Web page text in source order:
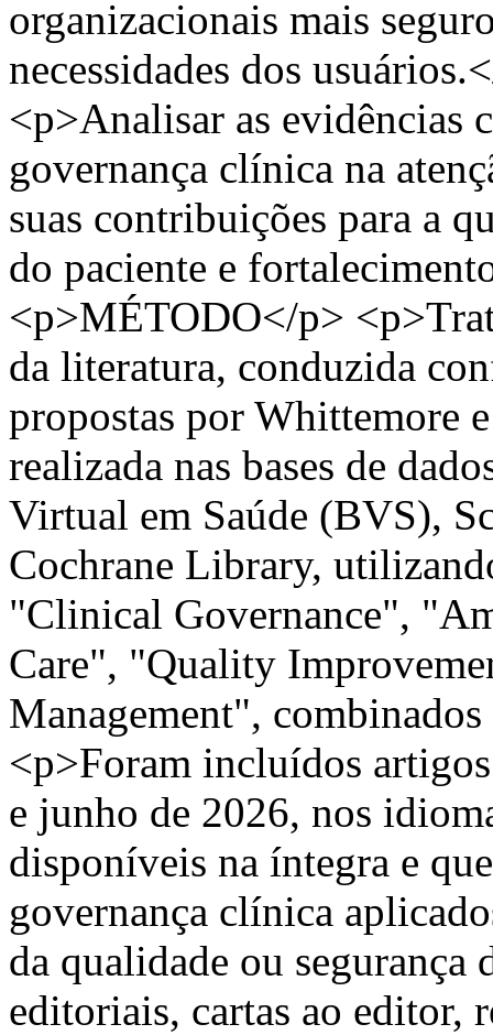
organizacionais mais
necessidades dos
<p>Analisar as evidências
governança clínica na
suas contribuições para a
do paciente e
<p>MÉTODO</p>
da literatura, conduzida
propostas por Whittemore
realizada nas bases de
Virtual em Saúde (BVS),
Cochrane Library,
"Clinical Governance",
Care", "Quality
Management",
<p>Foram incluídos
e junho de 2026, nos
disponíveis na íntegra e
governança clínica
da qualidade ou
editoriais, cartas ao editor,